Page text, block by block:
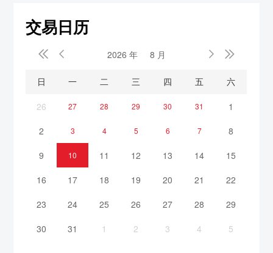
交易日历
  2026 年 8 月  
日 一 二 三 四 五 六
26 27 28 29 30 31
1
2
3 4 5 6 7
8
9
10 11 12 13 14
15
16
17 18 19 20 21
22
23
24 25 26 27 28
29
30
31 1 2 3 4 5